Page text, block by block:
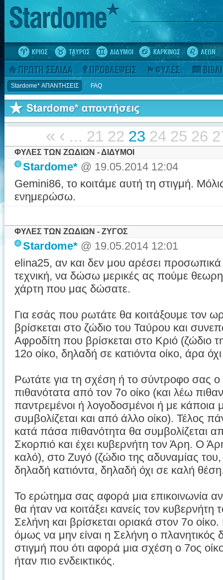
Stardome* ΑΠΑΝΤΗΣΕΙΣ FAQ
« ‹ ... 21 22 23 24 25 26
ΦΥΛΕΣ ΤΩΝ ΖΩΔΙΩΝ - ΔΙΔΥΜΟΙ
Stardome* @ 19.05.2014 12:04
Gemini86, το κοιτάμε αυτή τη στιγμή.
ενημερώσω.
ΦΥΛΕΣ ΤΩΝ ΖΩΔΙΩΝ - ΖΥΓΟΣ
Stardome* @ 19.05.2014 12:01
elina25, αν και δεν μου αρέσει
τεχνική, να δώσω μερικές ας πούμε
χάρτη που μας δώσατε.
Για εσάς που ρωτάτε θα κοιτάξουμε τον
βρίσκεται στο ζώδιο του Ταύρου και
Αφροδίτη που βρίσκεται στο Κριό (ζώδιο
12ο οίκο, δηλαδή σε κατιόντα οίκο, άρα
Ρωτάτε για τη σχέση ή το σύντροφο σας ο
πιθανότατα από τον 7ο οίκο (και λέω
παντρεμένοι ή λογοδοσμένοι ή με
συμβολίζεται και από άλλο οίκο). Τέλος
κατά πάσα πιθανότητα θα συμβολίζεται
Σκορπιό και έχει κυβερνήτη τον Άρη. Ο
καλό), στο Ζυγό (ζώδιο της αδυναμίας του,
δηλαδή κατιόντα, δηλαδή όχι σε καλή
Το ερώτημα σας αφορά μια επικοινωνία
θα ήταν να κοιτάξει κανείς τον κυβερνήτη
Σελήνη και βρίσκεται οριακά στον 7ο
όμως να μην είναι η Σελήνη ο πλανητικός
στιγμή που ότι αφορά μια σχέση ο 7ος
ήταν πιο ενδεικτικός.